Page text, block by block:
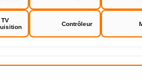
TV
Contrôleur
Ryzen Chipset Drivers